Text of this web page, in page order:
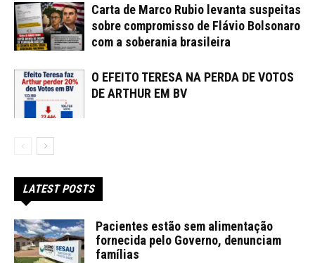
Carta de Marco Rubio levanta suspeitas
sobre compromisso de Flávio Bolsonaro
com a soberania brasileira
O EFEITO TERESA NA PERDA DE VOTOS
DE ARTHUR EM BV
LATEST POSTS
Pacientes estão sem alimentação
fornecida pelo Governo, denunciam
famílias